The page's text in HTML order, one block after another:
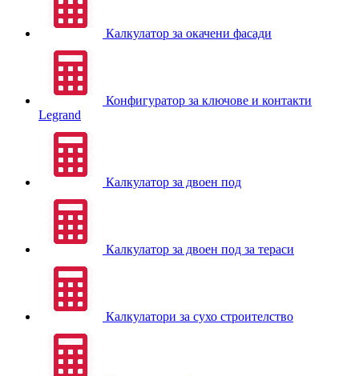
Калкулатор за окачени фасади
Конфигуратор за ключове и контакти
Legrand
Калкулатор за двоен под
Калкулатор за двоен под за тераси
Калкулатори за сухо строителство